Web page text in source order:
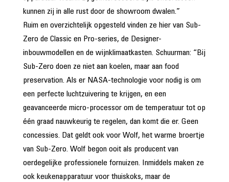
kunnen zij in alle rust door de showroom dwalen.”
Ruim en overzichtelijk opgesteld vinden ze hier van Sub-
Zero de Classic en Pro-series, de Designer-
inbouwmodellen en de wijnklimaatkasten. Schuurman: “Bij
Sub-Zero doen ze niet aan koelen, maar aan food
preservation. Als er NASA-technologie voor nodig is om
een perfecte luchtzuivering te krijgen, en een
geavanceerde micro-processor om de temperatuur tot op
één graad nauwkeurig te regelen, dan komt die er. Geen
concessies. Dat geldt ook voor Wolf, het warme broertje
van Sub-Zero. Wolf begon ooit als producent van
oerdegelijke professionele fornuizen. Inmiddels maken ze
ook keukenapparatuur voor thuiskoks, maar de